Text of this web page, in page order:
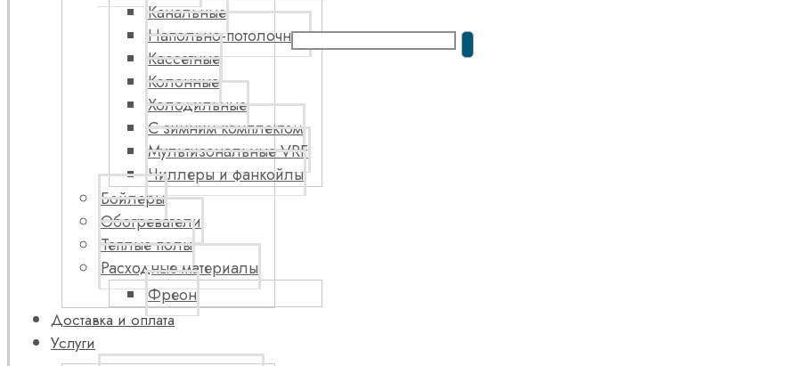
Канальные
Напольно-потолочные
Кассетные
Колонные
Холодильные
С зимним комплектом
Мультизональные VRF
Чиллеры и фанкойлы
Бойлеры
Обогреватели
Теплые полы
Расходные материалы
Фреон
Доставка и оплата
Услуги